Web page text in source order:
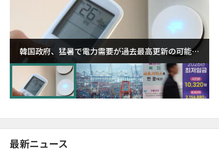
韓国政府、猛暑で電力需要が過去最高更新の可能性
に需給対応体制を点検
最新ニュース